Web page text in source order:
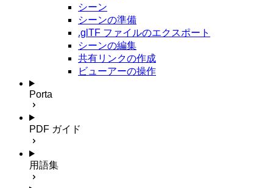
シーン
シーンの準備
.glTF ファイルのエクスポート
シーンの編集
共有リンクの作成
ビューアーの操作
Porta
PDF ガイド
用語集